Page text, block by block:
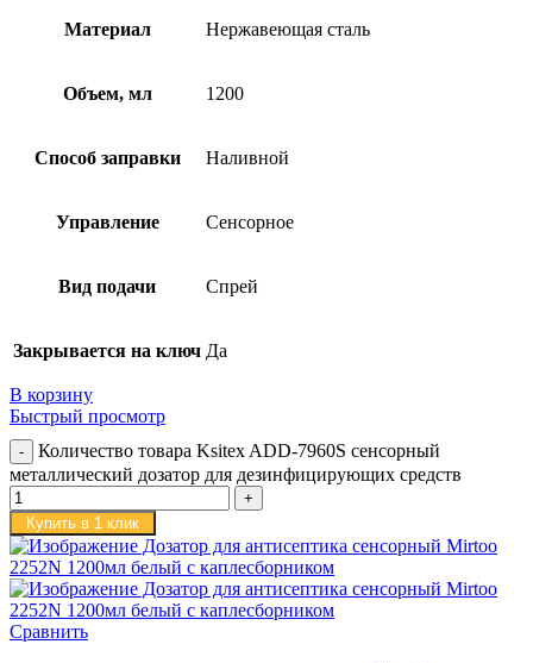
Материал Нержавеющая сталь
Объем, мл 1200
Способ заправки Наливной
Управление Сенсорное
Вид подачи Спрей
Закрывается на ключ Да
В корзину
Быстрый просмотр
Количество товара Ksitex ADD-7960S сенсорный
металлический дозатор для дезинфицирующих средств
Купить в 1 клик
Сравнить